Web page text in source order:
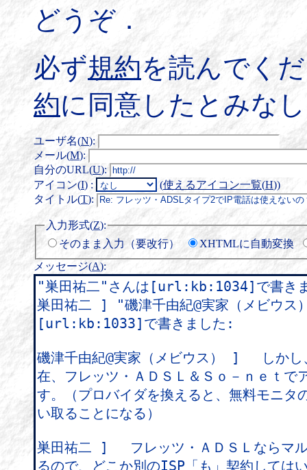
どうぞ．
必ず規約を読んでく
約に同意したとみな
ユーザ名(N):
メール(M):
自分のURL(U):
アイコン(I) : (使えるアイコン一覧(H))
タイトル(T):
入力形式(Z):
そのまま入力（要改行）
XHTMLに自動変換
メッセージ(A):